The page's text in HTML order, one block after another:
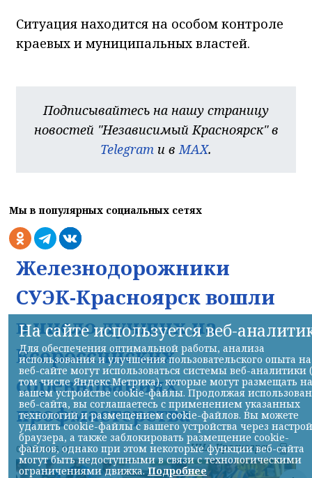
Ситуация находится на особом контроле
краевых и муниципальных властей.
Подписывайтесь на нашу страницу
новостей "Независимый Красноярск" в
Telegram и вMAX.
Мы в популярных социальных сетях
Железнодорожники
СУЭК-Красноярск вошли
в число лучших на
Всероссийских
соревнованиях
профмастерства
07.08.2026 22:13 НИА-Красноярск
На сайте используется веб-
Для обеспечения оптимальной работы, анализа
использования и улучшения пользовательского опыта на
веб-сайте могут использоваться системы веб-аналитики
том числе Яндекс.Метрика), которые могут размещать на
вашем устройстве cookie-файлы. Продолжая
веб-сайта, вы соглашаетесь с применением указанных
технологий и размещением cookie-файлов. Вы можете
удалить cookie-файлы с вашего устройства через
браузера, а также заблокировать размещение cookie-
файлов, однако при этом некоторые функции веб-сайта
могут быть недоступными в связи с технологическими
ограничениями движка.Подробнее